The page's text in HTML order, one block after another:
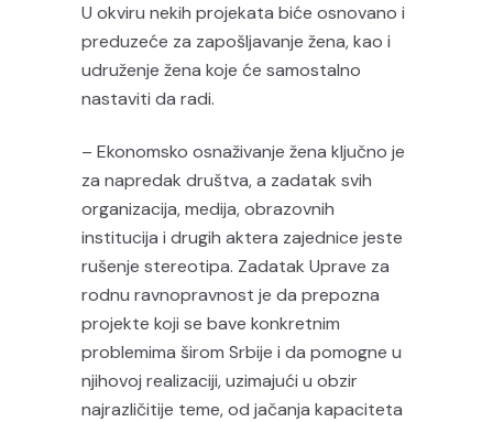
U okviru nekih projekata biće osnovano i
preduzeće za zapošljavanje žena, kao i
udruženje žena koje će samostalno
nastaviti da radi.
– Ekonomsko osnaživanje žena ključno je
za napredak društva, a zadatak svih
organizacija, medija, obrazovnih
institucija i drugih aktera zajednice jeste
rušenje stereotipa. Zadatak Uprave za
rodnu ravnopravnost je da prepozna
projekte koji se bave konkretnim
problemima širom Srbije i da pomogne u
njihovoj realizaciji, uzimajući u obzir
najrazličitije teme, od jačanja kapaciteta